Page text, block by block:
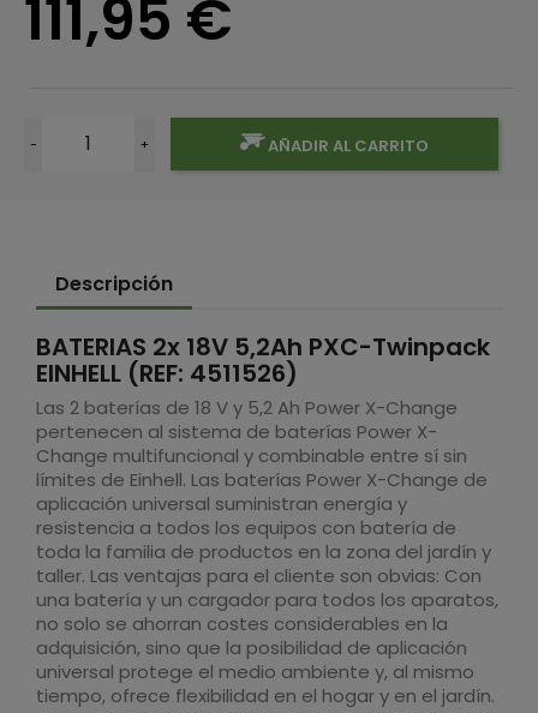
111,95 €
- + AÑADIR AL CARRITO
Descripción
BATERIAS 2x 18V 5,2Ah PXC-Twinpack
EINHELL (REF: 4511526)
Las 2 baterías de 18 V y 5,2 Ah Power X-Change
pertenecen al sistema de baterías Power X-
Change multifuncional y combinable entre sí sin
límites de Einhell. Las baterías Power X-Change de
aplicación universal suministran energía y
resistencia a todos los equipos con batería de
toda la familia de productos en la zona del jardín y
taller. Las ventajas para el cliente son obvias: Con
una batería y un cargador para todos los aparatos,
no solo se ahorran costes considerables en la
adquisición, sino que la posibilidad de aplicación
universal protege el medio ambiente y, al mismo
tiempo, ofrece flexibilidad en el hogar y en el jardín.